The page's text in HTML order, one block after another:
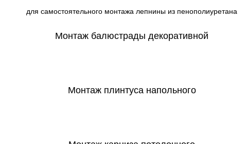
для самостоятельного монтажа лепнины из пенополиуретана
Монтаж балюстрады декоративной
Монтаж плинтуса напольного